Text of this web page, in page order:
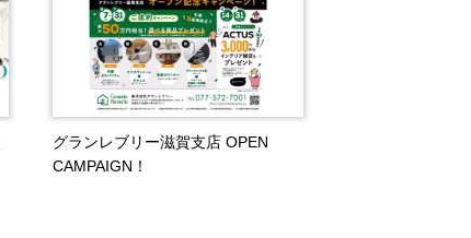
グランレブリー滋賀支店 OPEN
CAMPAIGN！